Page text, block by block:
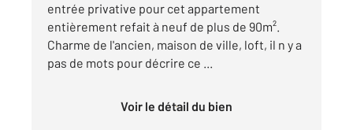
entrée privative pour cet appartement
entièrement refait à neuf de plus de 90m².
Charme de l'ancien, maison de ville, loft, il n y a
pas de mots pour décrire ce ...
Voir le détail du bien